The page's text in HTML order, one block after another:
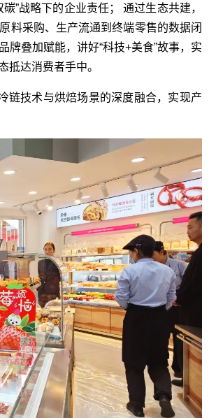
”战略下的企业责任； 通过生态共建，
料采购、生产流通到终端零售的数据闭
叠加赋能，讲好“科技+美食”故事，实
抵达消费者手中。
链技术与烘焙场景的深度融合，实现产